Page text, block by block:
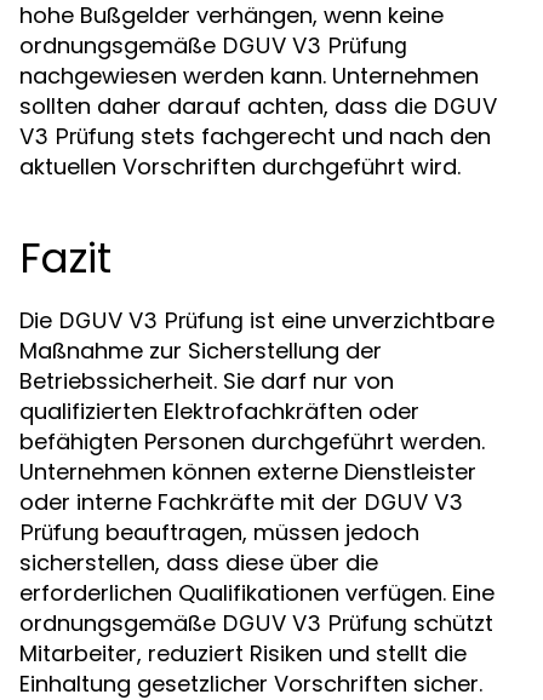
hohe Bußgelder verhängen, wenn keine
ordnungsgemäße DGUV V3 Prüfung
nachgewiesen werden kann. Unternehmen
sollten daher darauf achten, dass die DGUV
V3 Prüfung stets fachgerecht und nach den
aktuellen Vorschriften durchgeführt wird.
Fazit
Die DGUV V3 Prüfung ist eine unverzichtbare
Maßnahme zur Sicherstellung der
Betriebssicherheit. Sie darf nur von
qualifizierten Elektrofachkräften oder
befähigten Personen durchgeführt werden.
Unternehmen können externe Dienstleister
oder interne Fachkräfte mit der DGUV V3
Prüfung beauftragen, müssen jedoch
sicherstellen, dass diese über die
erforderlichen Qualifikationen verfügen. Eine
ordnungsgemäße DGUV V3 Prüfung schützt
Mitarbeiter, reduziert Risiken und stellt die
Einhaltung gesetzlicher Vorschriften sicher.